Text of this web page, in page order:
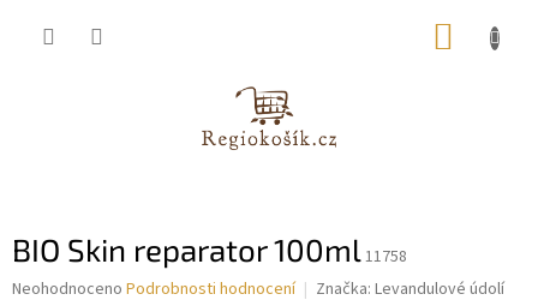
BIO Skin reparator 100ml11758
Průměrné
Neohodnoceno Podrobnosti hodnocení Značka: Levandulové údolí